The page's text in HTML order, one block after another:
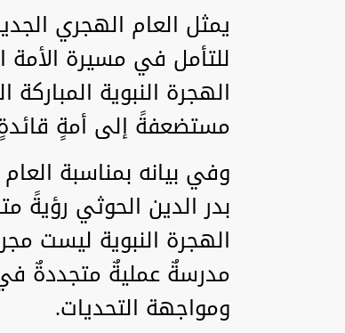
للتأمل في مسيرة الأمة
الهجرة النبوية
مستضعفةً إلى أمةٍ
وفي بيانه بمناسبة
بدر الدين الحوثي رؤيةً
الهجرة النبوية ليست
مدرسةٌ عمليةٌ متجددةٌ في
ومواجهة التحديات.